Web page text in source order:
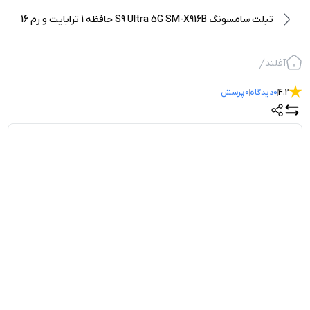
تبلت سامسونگ S9 Ultra 5G SM-X916B حافظه 1 ترابایت و رم 16
آفلند
4.2
0دیدگاه0پرسش